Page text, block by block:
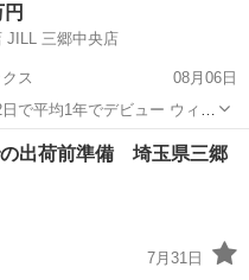
JILL 三郷中央店
ス
08月06日
で平均1年でデビュー ウィッ
<仕事内容> <仕事内容> ・受
務全般 <施術内訳> ・カット
の出荷前準備 埼玉県三郷
7月31日